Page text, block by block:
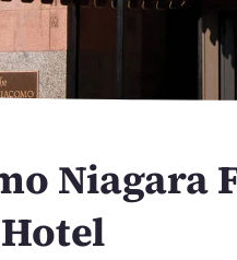
Niagara